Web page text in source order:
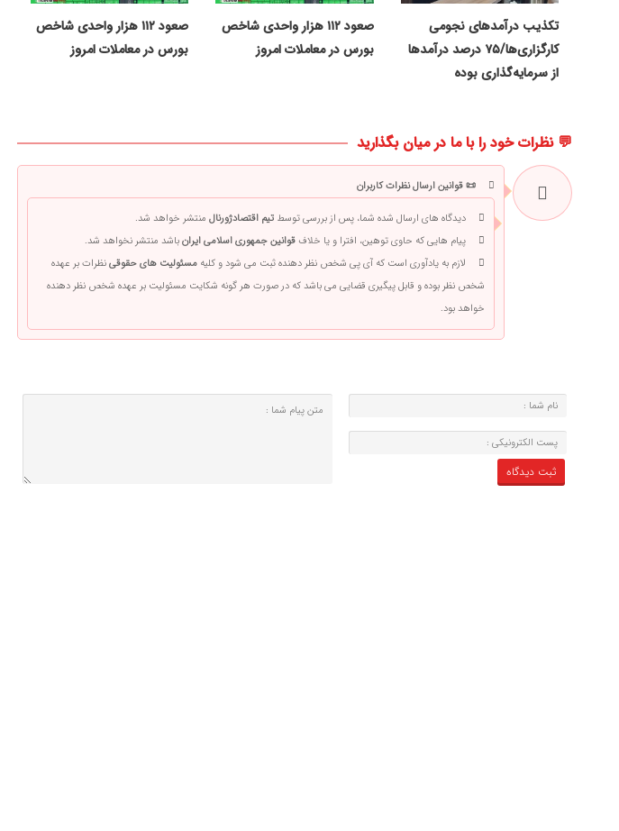
تکذیب درآمدهای نجومی
کارگزاری‌ها/۷۵ درصد درآمدها
از سرمایه‌گذاری بوده
صعود ۱۱۲ هزار واحدی شاخص
بورس در معاملات امروز
صعود ۱۱۲ هزار واحدی شاخص
بورس در معاملات امروز
💬 نظرات خود را با ما در میان بگذارید
📜 قوانین ارسال نظرات کاربران
دیدگاه های ارسال شده شما، پس از بررسی توسط تیم اقتصادژورنال منتشر خواهد شد.
پیام هایی که حاوی توهین، افترا و یا خلاف قوانین جمهوری اسلامی ایرانباشد منتشر نخواهد شد.
لازم به یادآوری است که آی پی شخص نظر دهنده ثبت می شود و کلیه مسئولیت های حقوقینظرات بر عهده
شخص نظر بوده و قابل پیگیری قضایی می باشد که در صورت هر گونه شکایت مسئولیت بر عهده شخص نظر دهنده
خواهد بود.